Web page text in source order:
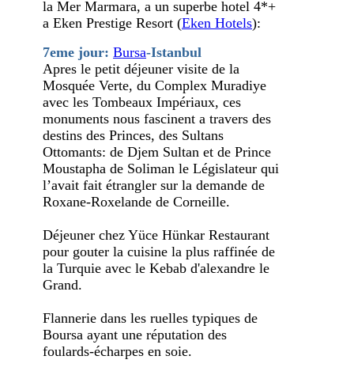
la Mer Marmara, a un superbe hotel 4*+
a Eken Prestige Resort (Eken Hotels):
7eme jour: Bursa-Istanbul
Apres le petit déjeuner visite de la
Mosquée Verte, du Complex Muradiye
avec les Tombeaux Impériaux, ces
monuments nous fascinent a travers des
destins des Princes, des Sultans
Ottomants: de Djem Sultan et de Prince
Moustapha de Soliman le Législateur qui
l’avait fait étrangler sur la demande de
Roxane-Roxelande de Corneille.
Déjeuner chez Yüce Hünkar Restaurant
pour gouter la cuisine la plus raffinée de
la Turquie avec le Kebab d'alexandre le
Grand.
Flannerie dans les ruelles typiques de
Boursa ayant une réputation des
foulards-écharpes en soie.